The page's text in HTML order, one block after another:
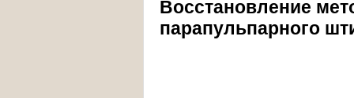
Восстановление
парапульпарного